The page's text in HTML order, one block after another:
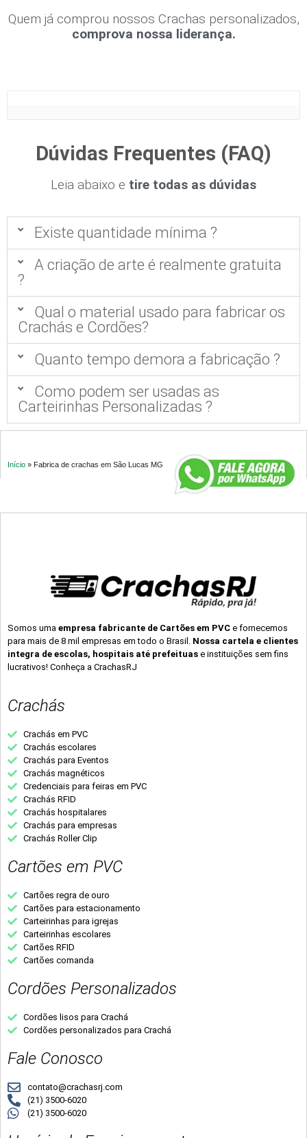
Quem já comprou nossos Crachas personalizados,
comprova nossa liderança.
Dúvidas Frequentes (FAQ)
Leia abaixo e tire todas as dúvidas
Existe quantidade mínima ?
A criação de arte é realmente gratuita
?
Qual o material usado para fabricar os
Crachás e Cordões?
Quanto tempo demora a fabricação ?
Como podem ser usadas as
Carteirinhas Personalizadas ?
Início » Fabrica de crachas em São Lucas MG
Somos uma empresa fabricante de Cartões em PVC e fornecemos
para mais de 8 mil empresas em todo o Brasil. Nossa cartela e clientes
integra de escolas, hospitais até prefeituas e instituições sem fins
lucrativos! Conheça a CrachasRJ
Crachás
Crachás em PVC
Crachás escolares
Crachás para Eventos
Crachás magnéticos
Credenciais para feiras em PVC
Crachás RFID
Crachás hospitalares
Crachás para empresas
Crachás Roller Clip
Cartões em PVC
Cartões regra de ouro
Cartões para estacionamento
Carteirinhas para igrejas
Carteirinhas escolares
Cartões RFID
Cartões comanda
Cordões Personalizados
Cordões lisos para Crachá
Cordões personalizados para Crachá
Fale Conosco
contato@crachasrj.com
(21) 3500-6020
(21) 3500-6020